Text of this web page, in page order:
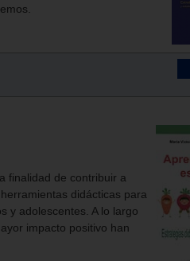
finalidad de contribuir a
didácticas para
y adolescentes. A lo largo
impacto positivo han